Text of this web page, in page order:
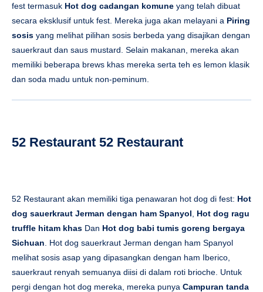
fest termasuk Hot dog cadangan komune yang telah dibuat
secara eksklusif untuk fest. Mereka juga akan melayani a Piring
sosis yang melihat pilihan sosis berbeda yang disajikan dengan
sauerkraut dan saus mustard. Selain makanan, mereka akan
memiliki beberapa brews khas mereka serta teh es lemon klasik
dan soda madu untuk non-peminum.
52 Restaurant 52 Restaurant
52 Restaurant akan memiliki tiga penawaran hot dog di fest: Hot
dog sauerkraut Jerman dengan ham Spanyol
Hot dog ragu
truffle hitam khas Dan Hot dog babi tumis goreng bergaya
Sichuan . Hot dog sauerkraut Jerman dengan ham Spanyol
melihat sosis asap yang dipasangkan dengan ham Iberico,
sauerkraut renyah semuanya diisi di dalam roti brioche. Untuk
pergi dengan hot dog mereka, mereka punya Campuran tanda